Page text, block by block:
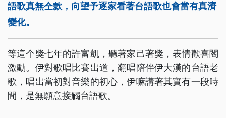
語歌真無仝款，向望予逐家看著台語歌也會當有真濟
變化。
等這个獎七年的許富凱，聽著家己著獎，表情歡喜閣
激動。伊對歌唱比賽出道，翻唱陪伴伊大漢的台語老
歌，唱出當初對音樂的初心，伊嘛講著其實有一段時
間，是無願意接觸台語歌。